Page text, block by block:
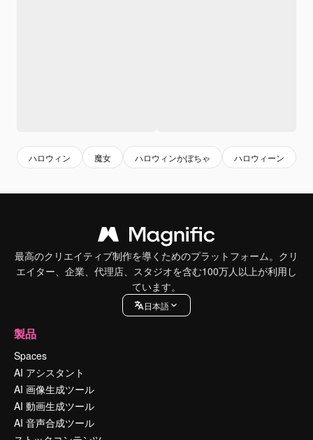
ハロウィン 魔女 ハロウィンかぼちゃ ハロウィーン
最高のクリエイティブ制作を導くためのプラットフォーム。クリ
エイター、企業、代理店、スタジオを含む100万人以上が利用し
ています。
日本語
製品
Spaces
AI アシスタント
AI 画像生成ツール
AI 動画生成ツール
AI 音声合成ツール